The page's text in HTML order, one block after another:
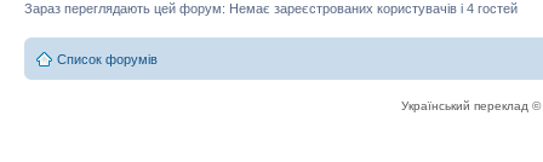
Зараз переглядають цей форум: Немає зареєстрованих користувачів і 4 гостей
Список форумів
Український переклад